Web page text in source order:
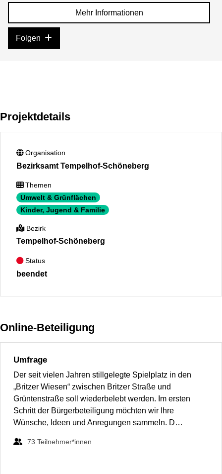
Mehr Informationen
Folgen
Projektdetails
Organisation
Bezirksamt Tempelhof-Schöneberg
Themen
Umwelt & Grünflächen
Kinder, Jugend & Familie
Bezirk
Tempelhof-Schöneberg
Status
beendet
Online-Beteiligung
Umfrage
Der seit vielen Jahren stillgelegte Spielplatz in den
„Britzer Wiesen“ zwischen Britzer Straße und
Grüntenstraße soll wiederbelebt werden. Im ersten
Schritt der Bürgerbeteiligung möchten wir Ihre
Wünsche, Ideen und Anregungen sammeln. D…
73 Teilnehmer*innen